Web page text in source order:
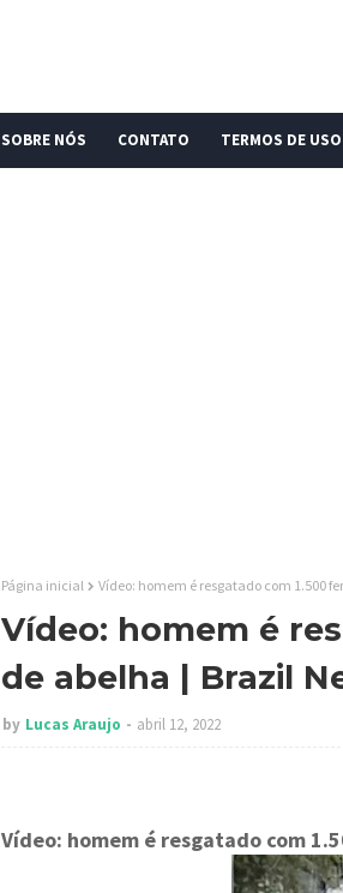
SOBRE NÓS CONTATO TERMOS DE USO
Página inicial Vídeo: homem é resgatado com 1.500
Vídeo: homem é
de abelha | Brazil
by Lucas Araujo abril 12, 2022
Vídeo: homem é resgatado com